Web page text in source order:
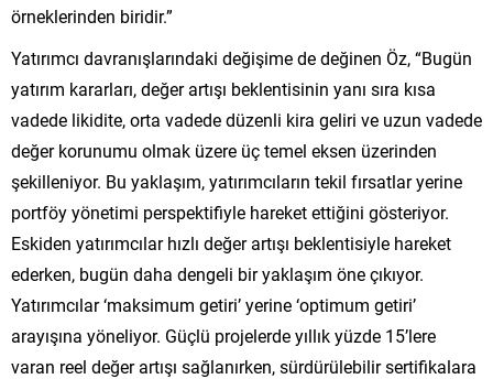
örneklerinden biridir.”
Yatırımcı davranışlarındaki değişime de değinen Öz, “Bugün
yatırım kararları, değer artışı beklentisinin yanı sıra kısa
vadede likidite, orta vadede düzenli kira geliri ve uzun vadede
değer korunumu olmak üzere üç temel eksen üzerinden
şekilleniyor. Bu yaklaşım, yatırımcıların tekil fırsatlar yerine
portföy yönetimi perspektifiyle hareket ettiğini gösteriyor.
Eskiden yatırımcılar hızlı değer artışı beklentisiyle hareket
ederken, bugün daha dengeli bir yaklaşım öne çıkıyor.
Yatırımcılar ‘maksimum getiri’ yerine ‘optimum getiri’
arayışına yöneliyor. Güçlü projelerde yıllık yüzde 15’lere
varan reel değer artışı sağlanırken, sürdürülebilir sertifikalara